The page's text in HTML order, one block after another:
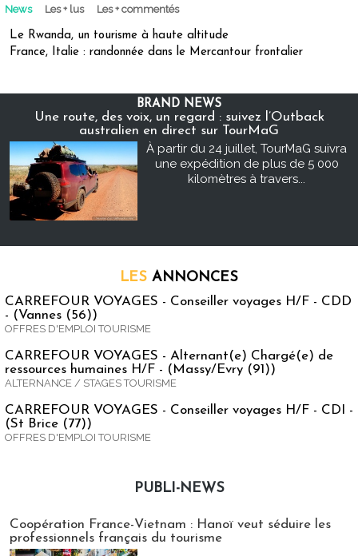
News Les + lus Les + commentés
Le Rwanda, un tourisme à haute altitude
France, Italie : randonnée dans le Mercantour frontalier
BRAND NEWS
Une route, des voix, un regard : suivez l’Outback
australien en direct sur TourMaG
À partir du 24 juillet, TourMaG suivra
une expédition de plus de 5 000
kilomètres à travers...
LES ANNONCES
CARREFOUR VOYAGES - Conseiller voyages H/F - CDD
- (Vannes (56))
OFFRES D'EMPLOI TOURISME
CARREFOUR VOYAGES - Alternant(e) Chargé(e) de
ressources humaines H/F - (Massy/Evry (91))
ALTERNANCE / STAGES TOURISME
CARREFOUR VOYAGES - Conseiller voyages H/F - CDI -
(St Brice (77))
OFFRES D'EMPLOI TOURISME
PUBLI-NEWS
Coopération France-Vietnam : Hanoï veut séduire les
professionnels français du tourisme